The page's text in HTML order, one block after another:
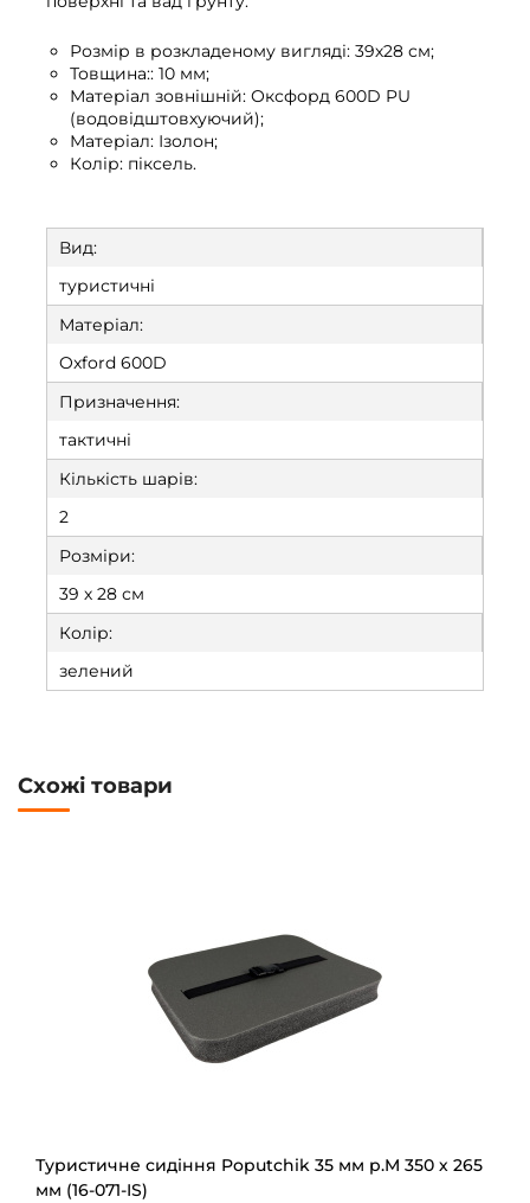
Розмір в розкладеному вигляді: 39х28 см;
Товщина:: 10 мм;
Матеріал зовнішній: Оксфорд 600D PU
(водовідштовхуючий);
Матеріал: Ізолон;
Колір: піксель.
Вид:
туристичні
Матеріал:
Oxford 600D
Призначення:
тактичні
Кількість шарів:
2
Розміри:
39 х 28 см
Колір:
зелений
Схожі товари
Туристичне сидіння Poputchik 35 мм р.M 350 х 265
мм (16-071-IS)